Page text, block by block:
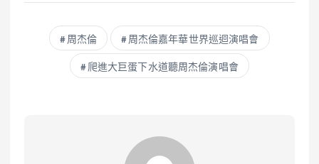
周杰倫 周杰倫嘉年華世界巡迴演唱會
爬進大巨蛋下水道聽周杰倫演唱會